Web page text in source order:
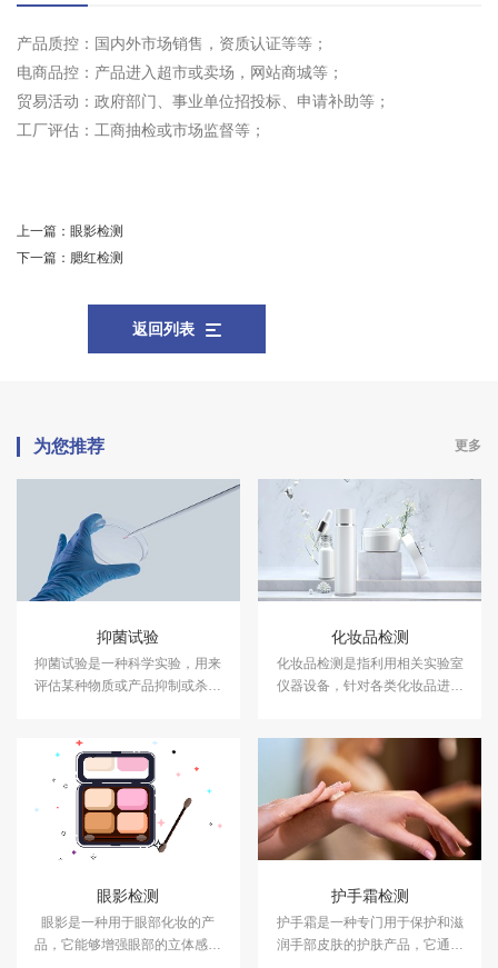
产品质控：国内外市场销售，资质认证等等；
电商品控：产品进入超市或卖场，网站商城等；
贸易活动：政府部门、事业单位招投标、申请补助等；
工厂评估：工商抽检或市场监督等；
上一篇： 眼影检测
下一篇： 腮红检测
返回列表
为您推荐 更多
抑菌试验
抑菌试验是一种科学实验，用来
评估某种物质或产品抑制或杀灭
产品抑菌试验服务，具备CMA、
CNAS资质认证.
化妆品检测
化妆品检测是指利用相关实验室
仪器设备，针对各类化妆品进行
量和使用安全，保障消费者健
康。中科检测开展化妆品检测服
务，具备CMA、CNAS资质认
证。
眼影检测
眼影是一种用于眼部化妆的产
品，它能够增强眼部的立体感和
护手霜检测
护手霜是一种专门用于保护和滋
润手部皮肤的护肤产品，它通常